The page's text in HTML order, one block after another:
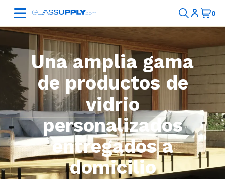
Una amplia gama
de productos de
vidrio
personalizados
entregados a
domicilio